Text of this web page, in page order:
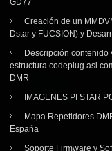
GD77
Creación de un
Dstar y FUCSION) y
Descripción contenido
estructura codeplug asi
DMR
IMAGENES PI STAR
Mapa Repetidores
España
Soporte Firmware y